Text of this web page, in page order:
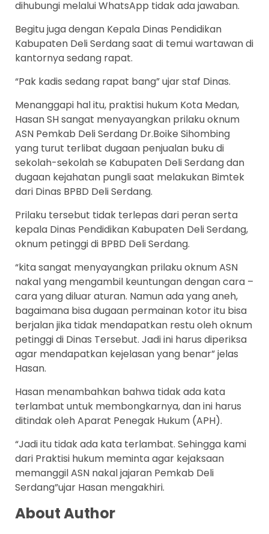
dihubungi melalui WhatsApp tidak ada jawaban.
Begitu juga dengan Kepala Dinas Pendidikan
Kabupaten Deli Serdang saat di temui wartawan di
kantornya sedang rapat.
“Pak kadis sedang rapat bang” ujar staf Dinas.
Menanggapi hal itu, praktisi hukum Kota Medan,
Hasan SH sangat menyayangkan prilaku oknum
ASN Pemkab Deli Serdang Dr.Boike Sihombing
yang turut terlibat dugaan penjualan buku di
sekolah-sekolah se Kabupaten Deli Serdang dan
dugaan kejahatan pungli saat melakukan Bimtek
dari Dinas BPBD Deli Serdang.
Prilaku tersebut tidak terlepas dari peran serta
kepala Dinas Pendidikan Kabupaten Deli Serdang,
oknum petinggi di BPBD Deli Serdang.
“kita sangat menyayangkan prilaku oknum ASN
nakal yang mengambil keuntungan dengan cara –
cara yang diluar aturan. Namun ada yang aneh,
bagaimana bisa dugaan permainan kotor itu bisa
berjalan jika tidak mendapatkan restu oleh oknum
petinggi di Dinas Tersebut. Jadi ini harus diperiksa
agar mendapatkan kejelasan yang benar” jelas
Hasan.
Hasan menambahkan bahwa tidak ada kata
terlambat untuk membongkarnya, dan ini harus
ditindak oleh Aparat Penegak Hukum (APH).
“Jadi itu tidak ada kata terlambat. Sehingga kami
dari Praktisi hukum meminta agar kejaksaan
memanggil ASN nakal jajaran Pemkab Deli
Serdang”ujar Hasan mengakhiri.
About Author